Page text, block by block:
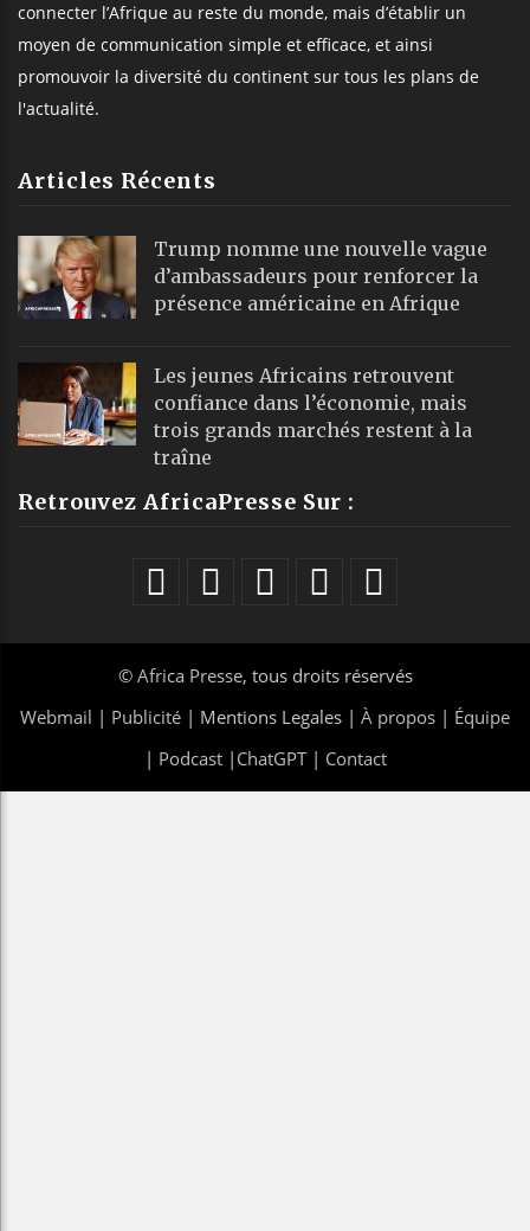
connecter l’Afrique au reste du monde, mais d’établir un
moyen de communication simple et efficace, et ainsi
promouvoir la diversité du continent sur tous les plans de
l'actualité.
Articles Récents
Trump nomme une nouvelle vague
d’ambassadeurs pour renforcer la
présence américaine en Afrique
Les jeunes Africains retrouvent
confiance dans l’économie, mais
trois grands marchés restent à la
traîne
Retrouvez AfricaPresse Sur :
© Africa Presse, tous droits réservés
Webmail | Publicité | Mentions Legales | À propos | Équipe
| Podcast| ChatGPT| Contact